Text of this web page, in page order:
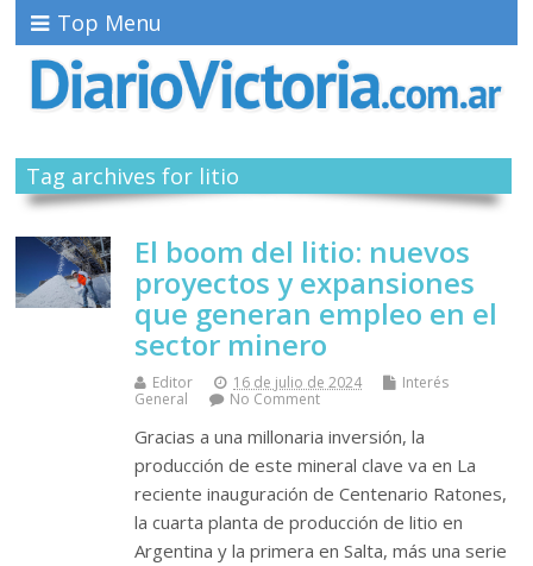
Top Menu
Tag archives for litio
El boom del litio: nuevos
proyectos y expansiones
que generan empleo en el
sector minero
Editor 16 de julio de 2024
Interés
General
No Comment
Gracias a una millonaria inversión, la
producción de este mineral clave va en La
reciente inauguración de Centenario Ratones,
la cuarta planta de producción de litio en
Argentina y la primera en Salta, más una serie